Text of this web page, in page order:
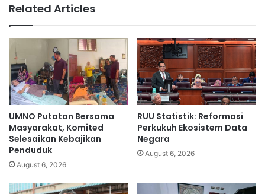
r
p
a
m
e
d
a
r
a
c
i
r
a
M
a
l
a
y
s
i
a
C
O
Related Articles
UMNO Putatan Bersama
Masyarakat, Komited
Selesaikan Kebajikan
Penduduk
August 6, 2026
RUU Statistik: Reformasi
Perkukuh Ekosistem Data
Negara
August 6, 2026